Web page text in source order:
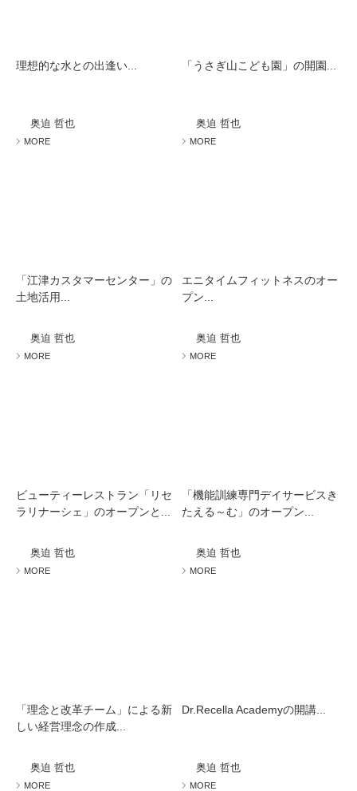
理想的な水との出逢い...
奥迫 哲也
MORE
「うさぎ山こども園」の開園...
奥迫 哲也
MORE
「江津カスタマーセンター」の
土地活用...
奥迫 哲也
MORE
エニタイムフィットネスのオー
プン...
奥迫 哲也
MORE
ビューティーレストラン「リセ
ラリナーシェ」のオープンと...
奥迫 哲也
MORE
「機能訓練専門デイサービスき
たえる～む」のオープン...
奥迫 哲也
MORE
「理念と改革チーム」による新
しい経営理念の作成...
奥迫 哲也
MORE
Dr.Recella Academyの開講...
奥迫 哲也
MORE